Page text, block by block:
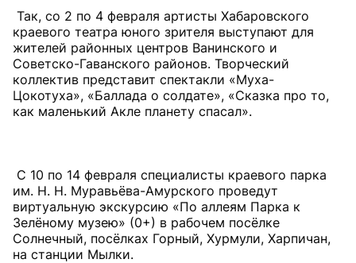
Так, со 2 по 4 февраля артисты Хабаровского
краевого театра юного зрителя выступают для
жителей районных центров Ванинского и
Советско-Гаванского районов. Творческий
коллектив представит спектакли «Муха-
Цокотуха», «Баллада о солдате», «Сказка про то,
как маленький Акле планету спасал».
С 10 по 14 февраля специалисты краевого парка
им. Н. Н. Муравьёва-Амурского проведут
виртуальную экскурсию «По аллеям Парка к
Зелёному музею» (0+) в рабочем посёлке
Солнечный, посёлках Горный, Хурмули, Харпичан,
на станции Мылки.